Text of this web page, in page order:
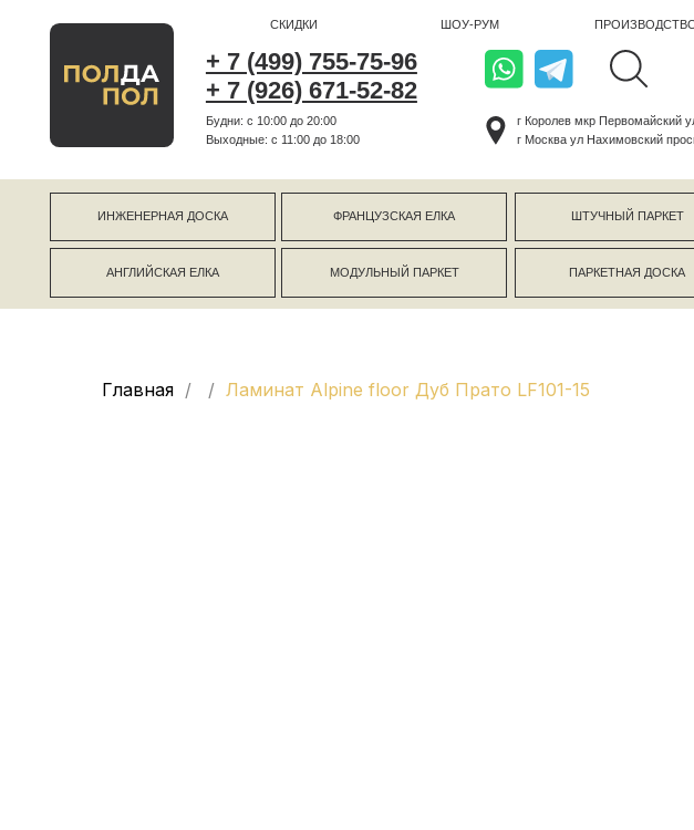
+ 7 (499) 755-75-96
+ 7 (926) 671-52-82
СКИДКИ ШОУ-РУМ ПРОИЗВОДСТВО
Будни: с 10:00 до 20:00
Выходные: c 11:00 до 18:00
г Москва ул Нахимовский проспект 24 ЦДиИ
ИНЖЕНЕРНАЯ ДОСКА
АНГЛИЙСКАЯ ЕЛКА
ФРАНЦУЗСКАЯ ЕЛКА
ПАРКЕТНАЯ ДОСКА
МОДУЛЬНЫЙ ПАРКЕТ
ШТУЧНЫЙ ПАРКЕТ
Главная Ламинат Alpine floor Дуб Прато LF101-15